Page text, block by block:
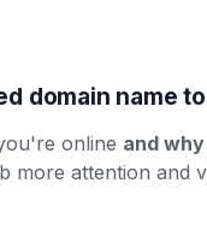
domain name
online and
more attention and